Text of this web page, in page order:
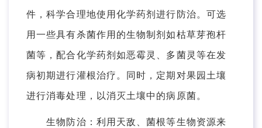
件，科学合理地使用化学药剂进行防治。可选
用一些具有杀菌作用的生物制剂如枯草芽孢杆
菌等，配合化学药剂如恶霉灵、多菌灵等在发
病初期进行灌根治疗。同时，定期对果园土壤
进行消毒处理，以消灭土壤中的病原菌。
生物防治：利用天敌、菌根等生物资源来